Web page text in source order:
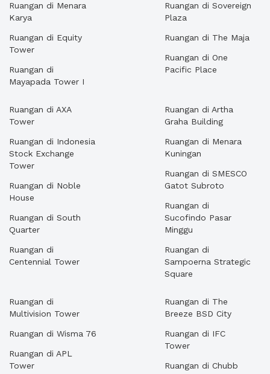
Ruangan di Menara
Karya
Ruangan di Equity
Tower
Ruangan di
Mayapada Tower I
Ruangan di Sovereign
Plaza
Ruangan di The Maja
Ruangan di One
Pacific Place
Ruangan di AXA
Tower
Ruangan di Indonesia
Stock Exchange
Tower
Ruangan di Noble
House
Ruangan di South
Quarter
Ruangan di
Centennial Tower
Ruangan di Artha
Graha Building
Ruangan di Menara
Kuningan
Ruangan di SMESCO
Gatot Subroto
Ruangan di
Sucofindo Pasar
Minggu
Ruangan di
Sampoerna Strategic
Square
Ruangan di
Multivision Tower
Ruangan di Wisma 76
Ruangan di APL
Tower
Ruangan di The
Breeze BSD City
Ruangan di IFC
Tower
Ruangan di Chubb